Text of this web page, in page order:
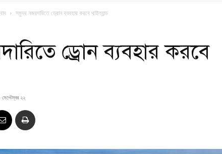
সমুদ্র নজরদারিতে ড্রোন ব্যবহার করবে থাইল্যান্ড
ড্রোন ব্যবহার করবে
২২